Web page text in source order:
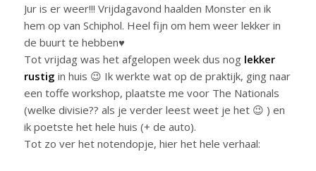
Jur is er weer!!! Vrijdagavond haalden Monster en ik
hem op van Schiphol. Heel fijn om hem weer lekker in
de buurt te hebben♥
Tot vrijdag was het afgelopen week dus noglekker
rustig in huis 😉 Ik werkte wat op de praktijk, ging naar
een toffe workshop, plaatste me voor The Nationals
(welke divisie?? als je verder leest weet je het 😉 ) en
ik poetste het hele huis (+ de auto).
Tot zo ver het notendopje, hier het hele verhaal: